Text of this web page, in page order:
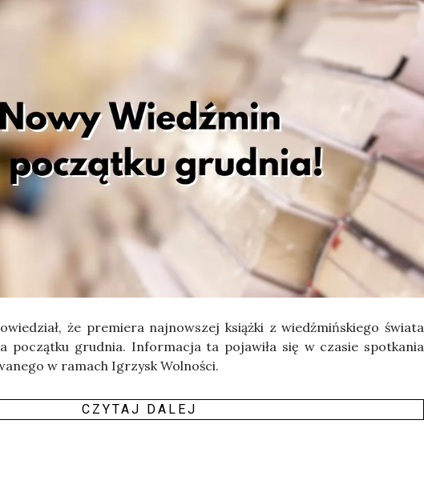
że pre­mie­ra naj­now­szej książ­ki z wiedź­miń­skie­go świa­ta
począt­ku grud­nia. Infor­ma­cja ta poja­wi­ła się w cza­sie spo­tka­nia
w ramach Igrzysk Wolności.
CZY­TAJ DALEJ